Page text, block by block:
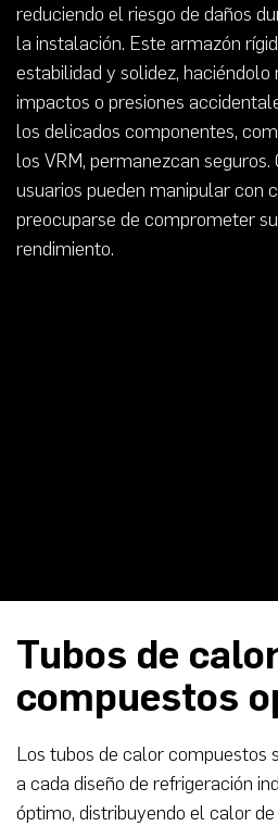
reduciendo el riesgo de daños
la instalación. Este armazón
estabilidad y solidez,
impactos o presiones
los delicados componentes,
los VRM, permanezcan seguros.
usuarios pueden manipular con
preocuparse de comprometer
rendimiento.
Tubos de
compuestos
Los tubos de calor compuestos
a cada diseño de refrigeración
óptimo, distribuyendo el calor